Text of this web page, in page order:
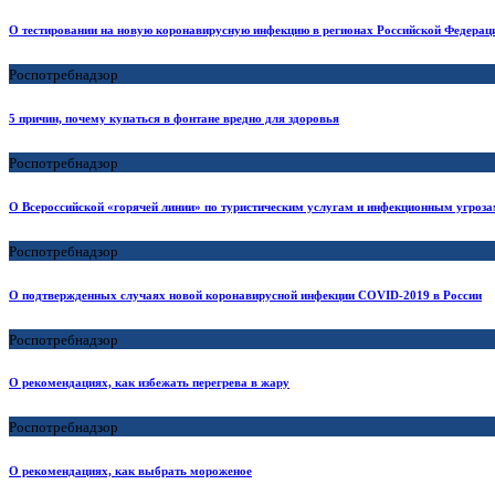
О тестировании на новую коронавирусную инфекцию в регионах Российской
Роспотребнадзор
5 причин, почему купаться в фонтане вредно для здоровья
Роспотребнадзор
О Всероссийской «горячей линии» по туристическим услугам и инфекционным
Роспотребнадзор
О подтвержденных случаях новой коронавирусной инфекции COVID-2019 в России
Роспотребнадзор
О рекомендациях, как избежать перегрева в жару
Роспотребнадзор
О рекомендациях, как выбрать мороженое